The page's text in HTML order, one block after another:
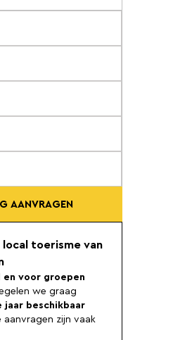
AANVRAGEN
toerisme van
en voor groepen
we graag
jaar beschikbaar
aanvragen zijn vaak